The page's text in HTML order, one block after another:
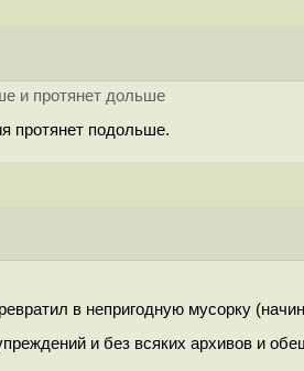
и протянет дольше
протянет подольше.
в непригодную мусорку
и без всяких архивов и